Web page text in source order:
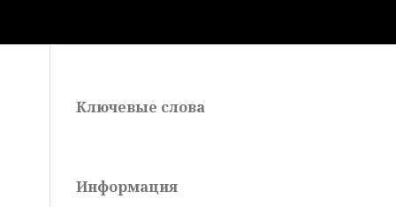
Ключевые слова
Информация